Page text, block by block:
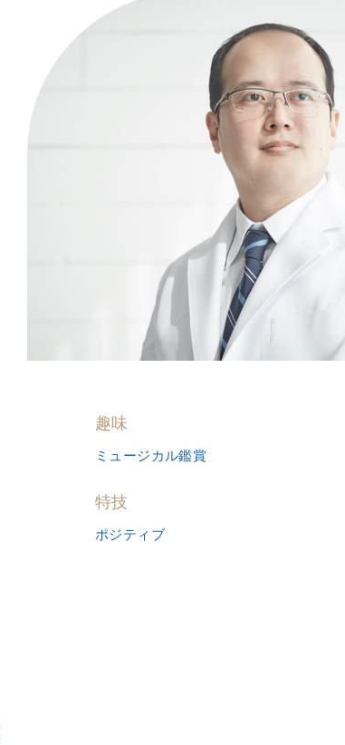
趣味
ミュージカル鑑賞
特技
ポジティブ